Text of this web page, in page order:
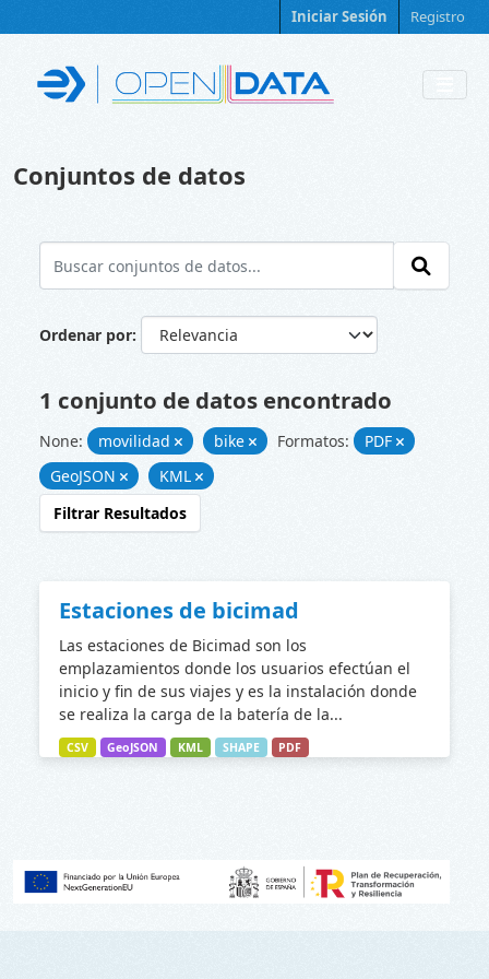
Iniciar Sesión Registro
Conjuntos de datos
Ordenar por
1 conjunto de datos encontrado
None: movilidad bike Formatos:
PDF
GeoJSON
KML
Filtrar Resultados
Estaciones de bicimad
Las estaciones de Bicimad son los
emplazamientos donde los usuarios efectúan el
inicio y fin de sus viajes y es la instalación donde
se realiza la carga de la batería de la...
CSV GeoJSON KML SHAPE PDF